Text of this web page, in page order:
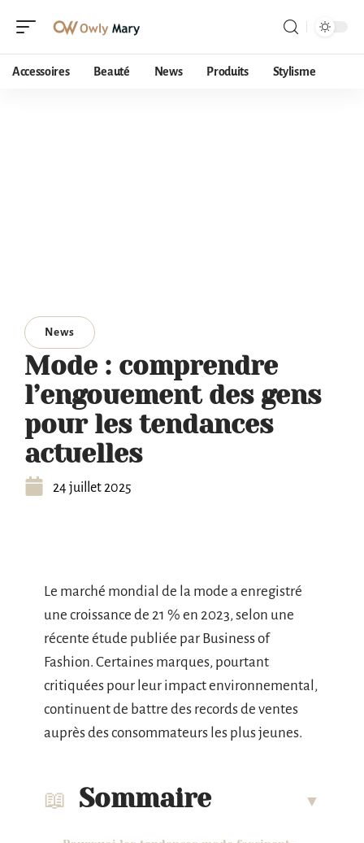
Accessoires Beauté News Produits Stylisme
News
Mode : comprendre
l’engouement des gens
pour les tendances
actuelles
24 juillet 2025
Le marché mondial de la mode a enregistré
une croissance de 21 % en 2023, selon une
récente étude publiée par Business of
Fashion. Certaines marques, pourtant
critiquées pour leur impact environnemental,
continuent de battre des records de ventes
auprès des consommateurs les plus jeunes.
Sommaire